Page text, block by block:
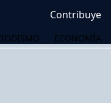
Contribuye
ECONOMÍA